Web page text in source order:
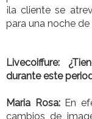
¡la cliente se
para una noche
Livecoiffure:
durante este
Maria Rosa: En
cambios de